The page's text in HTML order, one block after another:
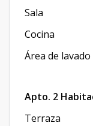
Sala
Cocina
Área de lavado
Apto. 2
Terraza